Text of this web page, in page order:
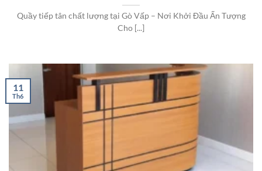
Quầy tiếp tân chất lượng tại Gò Vấp – Nơi Khởi Đầu Ấn Tượng
Cho [...]
11
Th6